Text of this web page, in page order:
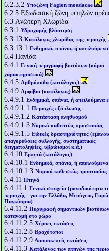
6.2.3.2 Υποζώνη Fagion moesiacae
6.2.5 Εξωδασική ζώνη υψηλών
6.3 Aνώτερη Χλωρίδα
6.3.1 Υδροχαρής βλάστηση
6.3.13 Κατάλογος χλωρίδας της περιοχής
6.3.13.1 Ενδημικά, σπάνια, ή απειλούμενα
6.4 Πανίδα
6.4.1 Γενική περιγραφή βιοτόπων (κύρια
χαρακτηριστικά)
6.4.5 Αρθρόποδα (κατάλογος)
6.4.9 Αμφίβια (κατάλογος)
6.4.9.1 Ενδημικά, σπάνια, ή απειλούμενα
6.4.9.1.1 Περιοχές εξάπλωσης
6.4.9.1.2 Κατάσταση πληθυσμού
6.4.9.1.3 Νομικό καθεστώς προστασίας
6.4.9.1.5 Ειδικές δραστηριότητες
απαγορεύσεις συλλογής, συστηματικές
δειγματοληψίες, υβριδισμοί κ.ά.)
6.4.10 Ερπετά (κατάλογος)
6.4.10.1 Ενδημικά, σπάνια, ή απειλούμενα
6.4.10.1.3 Νομικό καθεστώς προστασίας
6.4.11 Πτηνά
6.4.11.1 Γενικά στοιχεία (μοναδικότητα
περιοχής - για την Ελλάδα, Μεσόγειο,
Παγκόσμια)
6.4.11.2 Περιγραφή σημαντικών
κατανομή στο χώρο
6.4.11.2.5 Χέρσες εκτάσεις
6.4.11.2.8 Βραχότοποι
6.4.11.2.9 Δασοσκεπείς εκτάσεις
6.4.11.3 Κατάλογος των πτηνών της